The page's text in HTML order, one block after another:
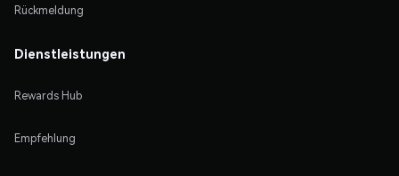
Rückmeldung
Dienstleistungen
Rewards Hub
Empfehlung